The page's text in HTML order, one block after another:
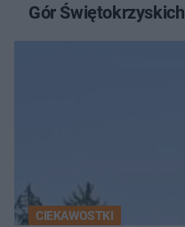
Gór Świętokrzyskich
CIEKAWOSTKI